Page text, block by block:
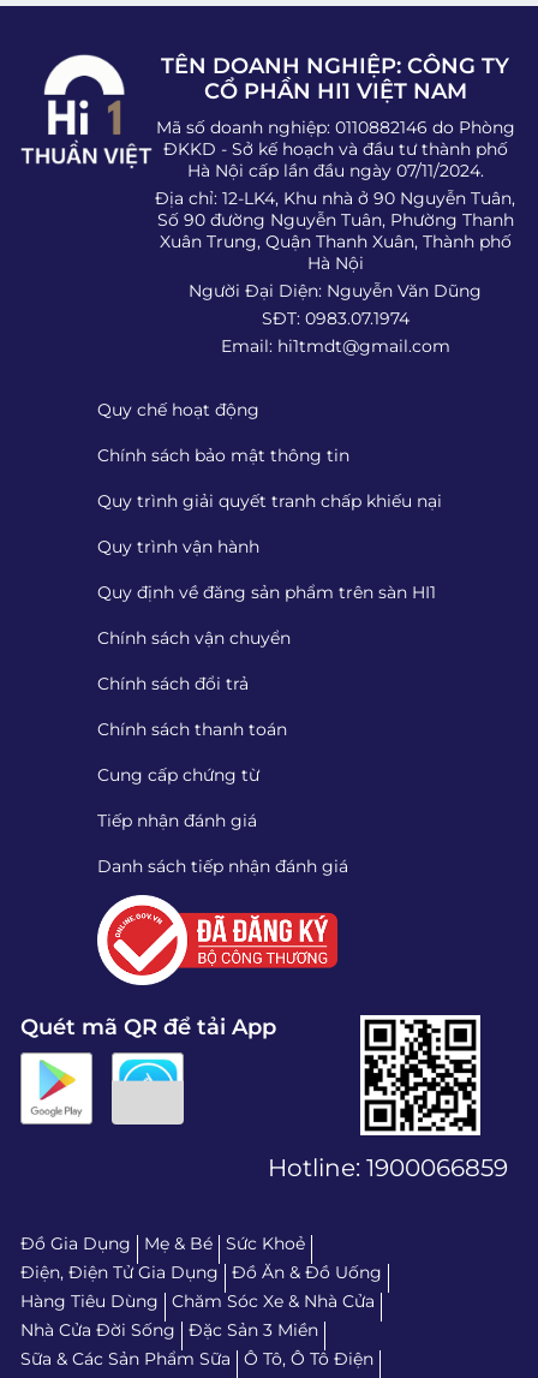
TÊN DOANH NGHIỆP: CÔNG TY
CỔ PHẦN HI1 VIỆT NAM
Mã số doanh nghiệp: 0110882146 do Phòng
ĐKKD - Sở kế hoạch và đầu tư thành phố
Hà Nội cấp lần đầu ngày 07/11/2024.
Địa chỉ: 12-LK4, Khu nhà ở 90 Nguyễn Tuân,
Số 90 đường Nguyễn Tuân, Phường Thanh
Xuân Trung, Quận Thanh Xuân, Thành phố
Hà Nội
Người Đại Diện: Nguyễn Văn Dũng
SĐT: 0983.07.1974
Email: hi1tmdt@gmail.com
Quy chế hoạt động
Chính sách bảo mật thông tin
Quy trình giải quyết tranh chấp khiếu nại
Quy trình vận hành
Quy định về đăng sản phẩm trên sàn HI1
Chính sách vận chuyển
Chính sách đổi trả
Chính sách thanh toán
Cung cấp chứng từ
Tiếp nhận đánh giá
Danh sách tiếp nhận đánh giá
Quét mã QR để tải App
Hotline: 1900066859
Đồ Gia Dụng Mẹ & Bé
Sức Khoẻ
Điện, Điện Tử Gia Dụng
Đồ Ăn & Đồ Uống
Hàng Tiêu Dùng
Chăm Sóc Xe & Nhà Cửa
Nhà Cửa Đời Sống
Đặc Sản 3 Miền
Sữa & Các Sản Phẩm Sữa
Ô Tô, Ô Tô Điện